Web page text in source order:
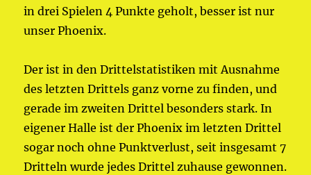
in drei Spielen 4 Punkte geholt, besser ist nur
unser Phoenix.
Der ist in den Drittelstatistiken mit Ausnahme
des letzten Drittels ganz vorne zu finden, und
gerade im zweiten Drittel besonders stark. In
eigener Halle ist der Phoenix im letzten Drittel
sogar noch ohne Punktverlust, seit insgesamt 7
Dritteln wurde jedes Drittel zuhause gewonnen.